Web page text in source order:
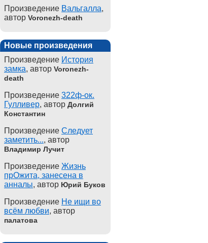
Произведение Вальгалла,
автор Voronezh-death
Новые произведения
Произведение История
замка, автор Voronezh-
death
Произведение 322ф-ок.
Гулливер, автор Долгий
Константин
Произведение Следует
заметить..., автор
Владимир Лучит
Произведение Жизнь
прОжита, занесена в
анналы, автор Юрий Буков
Произведение Не ищи во
всём любви, автор
палатова